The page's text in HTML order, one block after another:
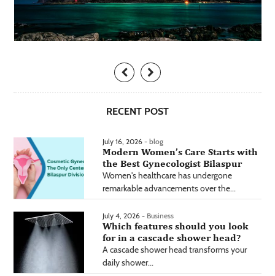
RECENT POST
July 16, 2026 - blog
Modern Women’s Care Starts with
the Best Gynecologist Bilaspur
Women's healthcare has undergone
remarkable advancements over the...
July 4, 2026 - Business
Which features should you look
for in a cascade shower head?
A cascade shower head transforms your
daily shower...